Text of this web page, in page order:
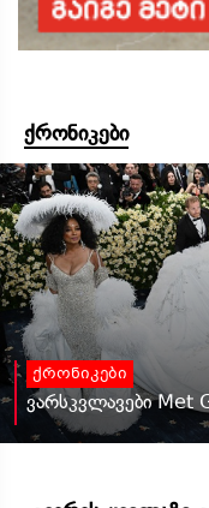
ქრონიკები
ქრონიკები
ვარსკვლავები Met